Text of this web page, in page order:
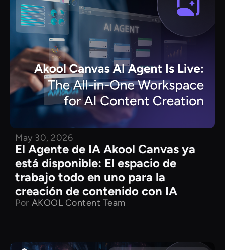
May 30, 2026
El Agente de IA Akool Canvas ya
está disponible: El espacio de
trabajo todo en uno para la
creación de contenido con IA
Por AKOOL Content Team